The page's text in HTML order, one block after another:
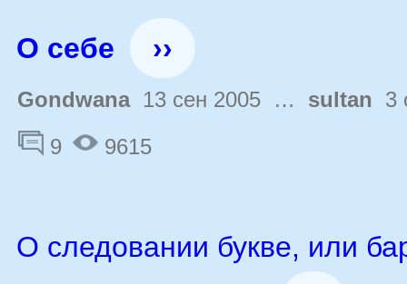
О себе ››
Gondwana13 сен 2005 … sultan 3
9
9615
О следовании букве, или